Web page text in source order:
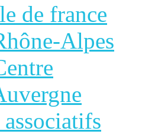
de france
Alpes